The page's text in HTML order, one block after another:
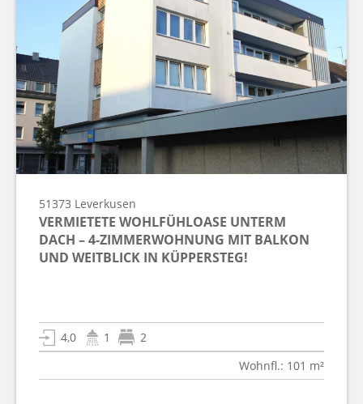
51373 Leverkusen
VERMIETETE WOHLFÜHLOASE UNTERM
DACH – 4-ZIMMERWOHNUNG MIT BALKON
UND WEITBLICK IN KÜPPERSTEG!
4,0 1
2
Wohnfl.: 101 m²